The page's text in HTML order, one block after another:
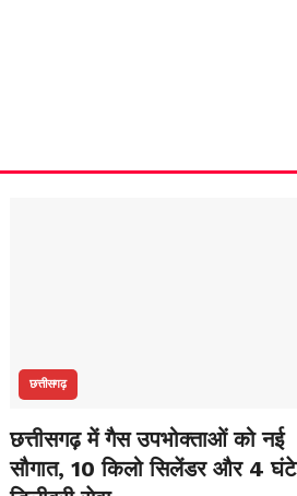
छत्तीसगढ़
छत्तीसगढ़ में गैस उपभोक्ताओं को नई
सौगात, 10 किलो सिलेंडर और 4 घंटे